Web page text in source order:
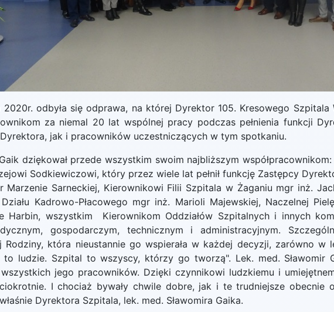
odbyła się odprawa, na której Dyrektor 105. Kresowego Szpitala
za niemal 20 lat wspólnej pracy podczas pełnienia funkcji
jak i pracowników uczestniczących w tym spotkaniu.
dziękował przede wszystkim swoim najbliższym
Sodkiewiczowi, który przez wiele lat pełnił funkcję Zastępcy
Sarneckiej, Kierownikowi Filii Szpitala w Żaganiu mgr inż.
Kadrowo-Płacowego mgr inż. Marioli Majewskiej, Naczelnej
Harbin, wszystkim Kierownikom Oddziałów Szpitalnych i innych
gospodarczym, technicznym i administracyjnym.
Rodziny, która nieustannie go wspierała w każdej decyzji, zarówno
to ludzie. Szpital to wszyscy, którzy go tworzą". Lek. med. Sławomir
jego pracowników. Dzięki czynnikowi ludzkiemu i
I chociaż bywały chwile dobre, jak i te trudniejsze obecnie
Dyrektora Szpitala, lek. med. Sławomira Gaika.